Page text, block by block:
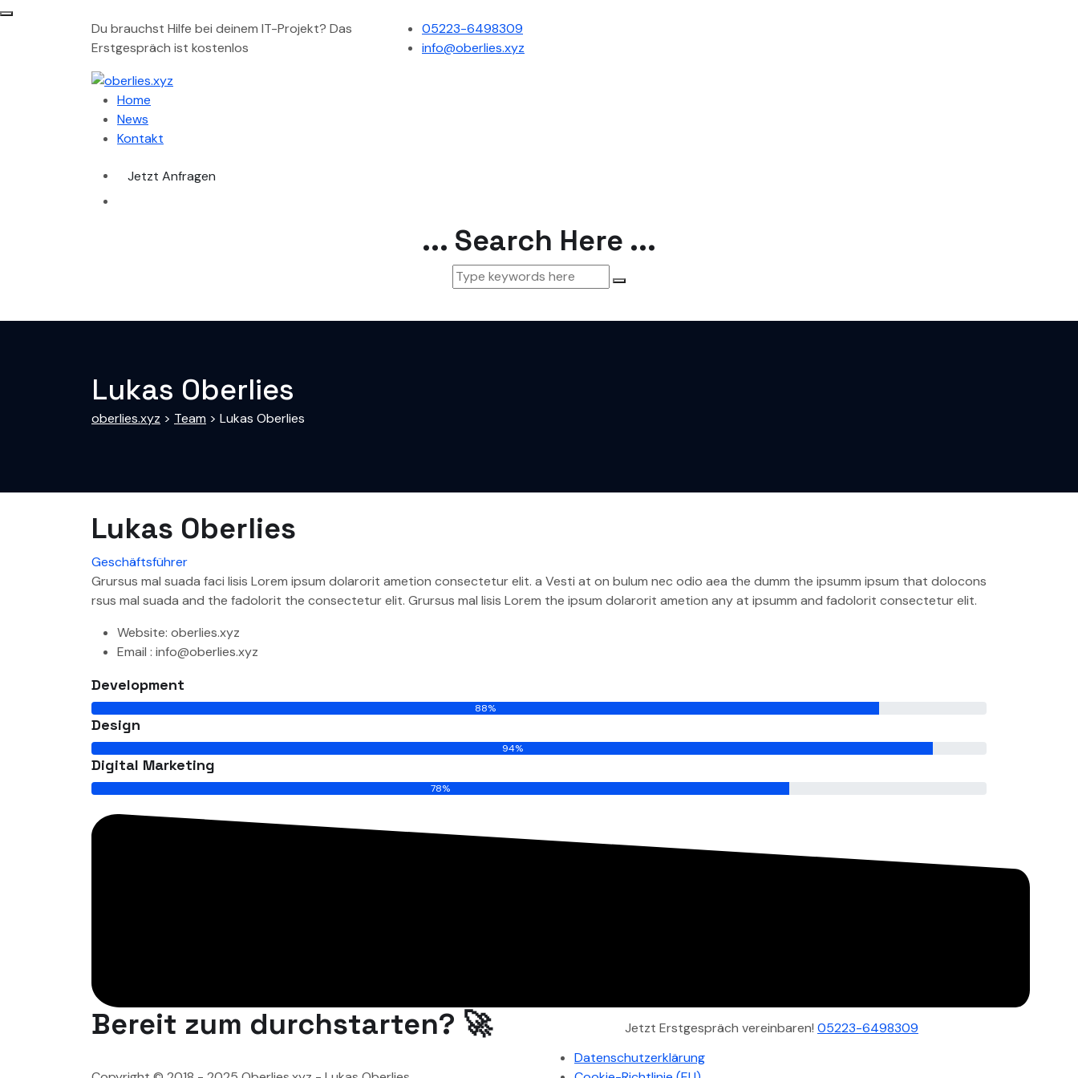
Du brauchst Hilfe bei deinem IT-Projekt? Das
Erstgespräch ist kostenlos
05223-6498309
info@oberlies.xyz
Home
News
Kontakt
Jetzt Anfragen
... Search Here ...
Lukas Oberlies
oberlies.xyz > Team > Lukas Oberlies
Lukas Oberlies
Geschäftsführer
Grursus mal suada faci lisis Lorem ipsum dolarorit ametion consectetur elit. a Vesti at on bulum nec odio aea the dumm the ipsumm ipsum that dolocons
rsus mal suada and the fadolorit the consectetur elit. Grursus mal lisis Lorem the ipsum dolarorit ametion any at ipsumm and fadolorit consectetur elit.
Website: oberlies.xyz
Email : info@oberlies.xyz
Development
88%
Design
94%
Digital Marketing
78%
Bereit zum durchstarten? 🚀 Jetzt Erstgespräch vereinbaren! 05223-6498309
Datenschutzerklärung